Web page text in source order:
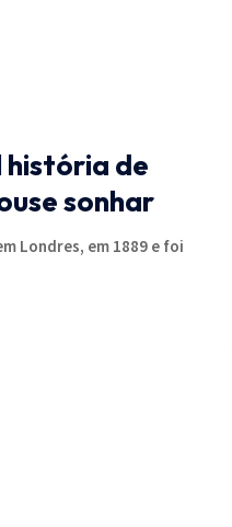
história de
sonhar
Londres, em 1889 e foi